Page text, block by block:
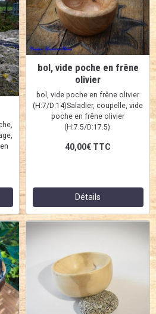
bol, vide poche en frêne
olivier
bol, vide poche en frêne olivier
(H:7/D:14)Saladier, coupelle, vide
poche en frêne olivier
(H:7.5/D:17.5).
40,00€ TTC
Détails